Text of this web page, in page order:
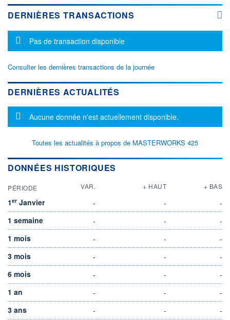
DERNIÈRES TRANSACTIONS
Message d'information
Pas de transaction disponible
Consulter les dernières transactions de la journée
DERNIÈRES ACTUALITÉS
Message d'information
Aucune donnée n'est actuellement disponible.
Toutes les actualités à propos de MASTERWORKS 425
DONNÉES HISTORIQUES
PÉRIODE VAR. + HAUT + BAS
1er Janvier - -
-
1 semaine
- -
-
1 mois
- -
-
3 mois
- -
-
6 mois
- -
-
1 an
- -
-
3 ans
- -
-